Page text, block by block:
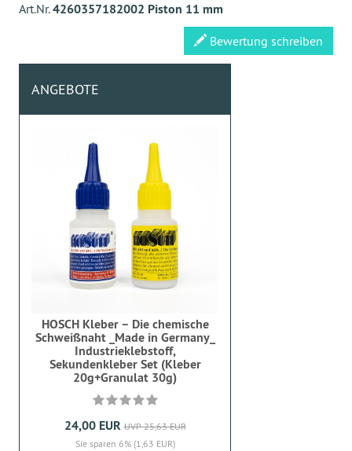
Art.Nr.4260357182002 Piston 11 mm
Bewertung schreiben
ANGEBOTE
HOSCH Kleber – Die chemische
Schweißnaht _Made in Germany_
Industrieklebstoff,
Sekundenkleber Set (Kleber
20g+Granulat 30g)
24,00 EUR UVP 25,63 EUR
Sie sparen 6% (1,63 EUR)